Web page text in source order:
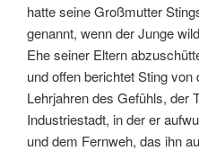
hatte seine Großmutter
genannt, wenn der Junge
Ehe seiner Eltern
und offen berichtet Sting von
Lehrjahren des Gefühls, der
Industriestadt, in der er
und dem Fernweh, das ihn